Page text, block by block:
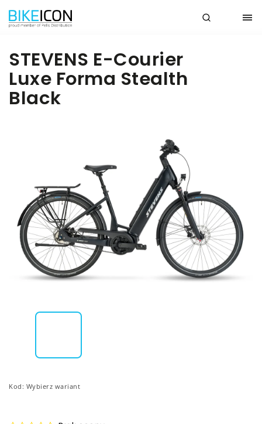
STEVENS E-Courier
Luxe Forma Stealth
Black
Kod: Wybierz wariant